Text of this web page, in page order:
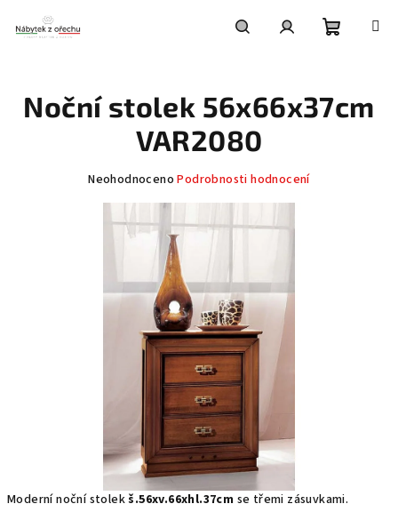
obsah
košík
Moderní noční stolekš.56xv.66xhl.37cm se třemi zásuvkami.
Noční stolek 56x66x37cm
VAR2080
Průměrné
produktu
hvězdiček.
Neohodnoceno Podrobnosti hodnocení